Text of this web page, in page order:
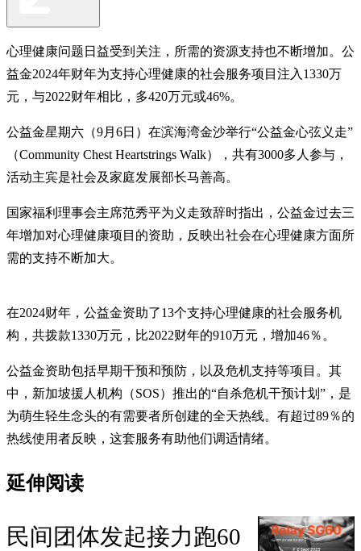
心理健康问题日益受到关注，所需的资源支持也不断增加。公
益金2024年财年为支持心理健康的社会服务项目注入1330万
元，与2022财年相比，多420万元或46%。
公益金星期六（9月6日）在滨海湾金沙举行“公益金心弦义走”
（Community Chest Heartstrings Walk），共有3000多人参与，
活动主宾是社会及家庭发展部长马善高。
国家福利理事会主席范秀平为义走致辞时指出，公益金过去三
年增加对心理健康项目的资助，反映出社会在心理健康方面所
需的支持不断加大。
在2024财年，公益金资助了13个支持心理健康的社会服务机
构，共拨款1330万元，比2022财年的910万元，增加46％。
公益金资助包括早期干预和预防，以及危机支持等项目。其
中，新加坡援人机构（SOS）推出的“自杀危机干预计划”，是
为萌生轻生念头的有需要者所创建的全天热线。有超过89％的
热线使用者反映，这套服务有助他们调适情绪。
延伸阅读
民间团体发起接力跑60